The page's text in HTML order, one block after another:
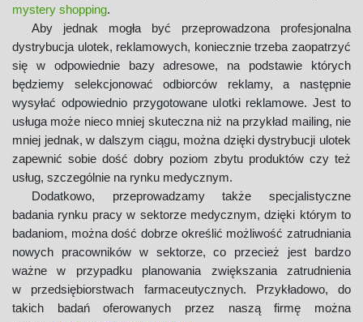
mystery shopping.
Aby jednak mogła być przeprowadzona profesjonalna
dystrybucja ulotek, reklamowych, koniecznie trzeba zaopatrzyć
się w odpowiednie bazy adresowe, na podstawie których
będziemy selekcjonować odbiorców reklamy, a następnie
wysyłać odpowiednio przygotowane ulotki reklamowe. Jest to
usługa może nieco mniej skuteczna niż na przykład mailing, nie
mniej jednak, w dalszym ciągu, można dzięki dystrybucji ulotek
zapewnić sobie dość dobry poziom zbytu produktów czy też
usług, szczególnie na rynku medycznym.
Dodatkowo, przeprowadzamy także specjalistyczne
badania rynku pracy w sektorze medycznym, dzięki którym to
badaniom, można dość dobrze określić możliwość zatrudniania
nowych pracowników w sektorze, co przecież jest bardzo
ważne w przypadku planowania zwiększania zatrudnienia
w przedsiębiorstwach farmaceutycznych. Przykładowo, do
takich badań oferowanych przez naszą firmę można